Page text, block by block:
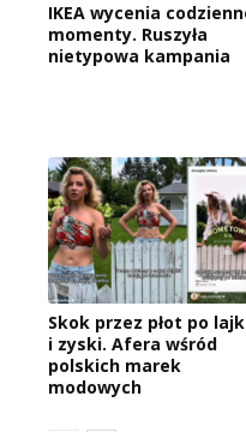
IKEA wycenia
momenty. Ruszyła
nietypowa kampania
Skok przez płot po
i zyski. Afera wśród
polskich marek
modowych